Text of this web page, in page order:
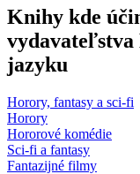
Knihy kde
jazyku
Horory, fantasy a sci-fi
Horory
Hororové komédie
Sci-fi a fantasy
Fantazijné filmy